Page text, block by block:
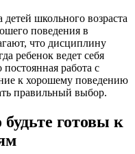
школьного возраста
поведения в
что дисциплину
ребенок ведет себя
работа с
к хорошему поведению
правильный выбор.
готовы к